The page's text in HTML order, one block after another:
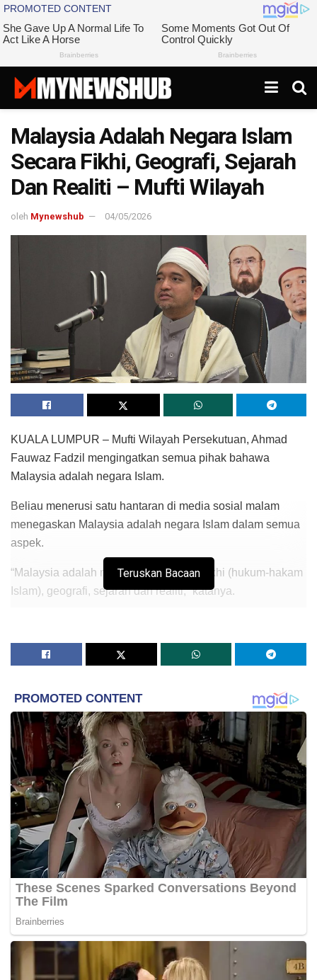
Malaysia Adalah Negara Islam
Secara Fikhi, Geografi, Sejarah
Dan Realiti – Mufti Wilayah
oleh Mynewshub 04/05/2026
KUALA LUMPUR – Mufti Wilayah Persekutuan, Ahmad
Fauwaz Fadzil mengingatkan semua pihak bahawa
Malaysia adalah negara Islam.
Beliau menerusi satu hantaran di media sosial malam
menegaskan Malaysia adalah negara Islam dalam semua
aspek.
“Malaysia adalah negara Islam secara fikhi (hukum-hakam
Islam), geografi, sejarah dan realiti,” katanya.
“Orang yang menyatakan Malaysia bukan negara Islam ia
Malaysia,” katanya. – MYNEWSHUB
Sumber Info: Akaun Media Sosial
Fauwaz Fadzil
Teruskan Bacaan
Tags: Ahmad Fauwaz Fadzil Malaysia
Mufti Wilayah Persekutuan negara islam